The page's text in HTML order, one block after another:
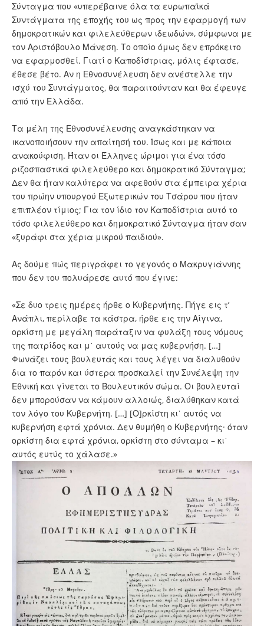
Σύνταγμα που «υπερέβαινε όλα τα ευρωπαϊκά
Συντάγματα της εποχής του ως προς την εφαρμογή των
δημοκρατικών και φιλελεύθερων ιδεωδών», σύμφωνα με
τον Αριστόβουλο Μάνεση. Το οποίο όμως δεν επρόκειτο
να εφαρμοσθεί. Γιατί ο Καποδίστριας, μόλις έφτασε,
έθεσε βέτο. Αν η Εθνοσυνέλευση δεν ανέστελλε την
ισχύ του Συντάγματος, θα παραιτούνταν και θα έφευγε
από την Ελλάδα.
Τα μέλη της Εθνοσυνέλευσης αναγκάστηκαν να
ικανοποιήσουν την απαίτησή του. Ίσως και με κάποια
ανακούφιση. Ήταν οι Έλληνες ώριμοι για ένα τόσο
ριζοσπαστικά φιλελεύθερο και δημοκρατικό Σύνταγμα;
Δεν θα ήταν καλύτερα να αφεθούν στα έμπειρα χέρια
του πρώην υπουργού Εξωτερικών του Τσάρου που ήταν
επιπλέον τίμιος; Για τον ίδιο τον Καποδίστρια αυτό το
τόσο φιλελεύθερο και δημοκρατικό Σύνταγμα ήταν σαν
«ξυράφι στα χέρια μικρού παιδιού».
Ας δούμε πώς περιγράφει το γεγονός ο Μακρυγιάννης
που δεν του πολυάρεσε αυτό που έγινε:
«Σε δυο τρεις ημέρες ήρθε ο Κυβερνήτης. Πήγε εις τ’
Ανάπλι, περίλαβε τα κάστρα, ήρθε εις την Αίγινα,
ορκίστη με μεγάλη παράταξιν να φυλάξη τους νόμους
της πατρίδος και μ᾿ αυτούς να μας κυβερνήση. […]
Φωνάζει τους βουλευτάς και τους λέγει να διαλυθούν
δια το παρόν και ύστερα προσκαλεί την Συνέλεψη την
Εθνική και γίνεται το Βουλευτικόν σώμα. Οι βουλευταί
δεν μπορούσαν να κάμουν αλλοιώς, διαλύθηκαν κατά
τον λόγο του Κυβερνήτη. […] [Ο]ρκίστη κι᾿ αυτός να
κυβερνήση εφτά χρόνια. Δεν θυμήθη ο Κυβερνήτης· όταν
ορκίστη δια εφτά χρόνια, ορκίστη στο σύνταμα – κι᾿
αυτός ευτύς το χάλασε.»